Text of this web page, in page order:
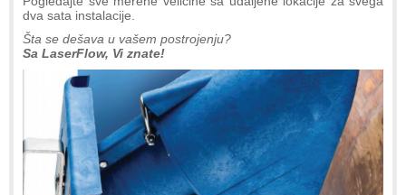
dva sata instalacije.
Šta se dešava u vašem postrojenju?
Sa LaserFlow, Vi znate!